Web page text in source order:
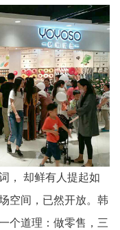
， 却鲜有人提起如
空间，已然开放。韩
个道理：做零售，三